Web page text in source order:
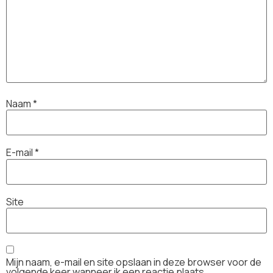
Naam*
E-mail*
Site
Mijn naam, e-mail en site opslaan in deze browser voor de